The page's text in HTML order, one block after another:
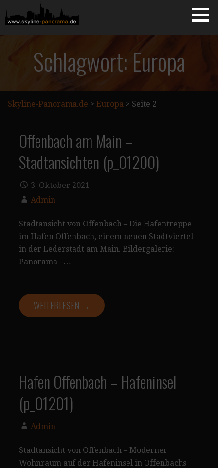
Inhalt
springen
SKYLINE-PANORAMA.DE
Schlagwort: Europa
Skyline-Panorama.de > Europa > Seite 2
Offenbach am Main –
Stadtansichten (p_01200)
3. Oktober 2021
Admin
Stadtansicht von Offenbach – Die Hafentreppe
im Hafen Offenbach, einem neuen Stadtviertel
in der Lederstadt am Main. Bildergalerie:
Panorama –…
WEITERLESEN →
Hafen Offenbach – Hafeninsel
(p_01201)
Admin
Stadtansicht von Offenbach – Moderner
Wohnraum auf der Hafeninsel in Offenbachs